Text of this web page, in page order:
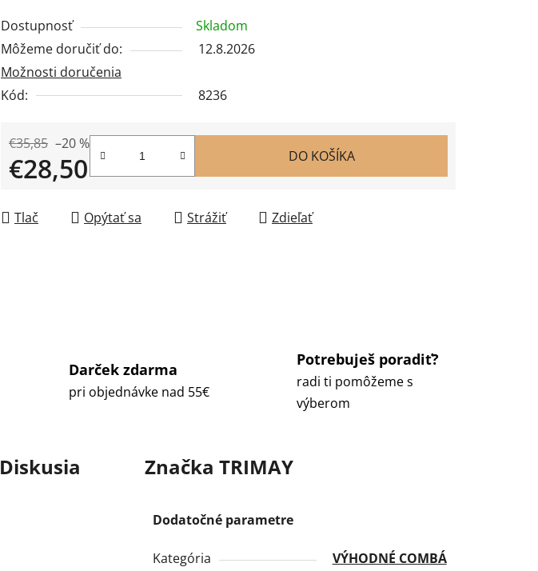
je
0,0
z
5
Dostupnosť
Skladom
Môžeme doručiť do:
12.8.2026
Možnosti doručenia
Kód:
8236
€35,85 –20 %
€28,50 DO KOŠÍKA
Tlač Opýtať sa Strážiť Zdieľať
Darček zdarma
pri objednávke nad 55€
Potrebuješ poradiť?
radi ti pomôžeme s
výberom
Diskusia Značka TRIMAY
Dodatočné parametre
Kategória VÝHODNÉ COMBÁ